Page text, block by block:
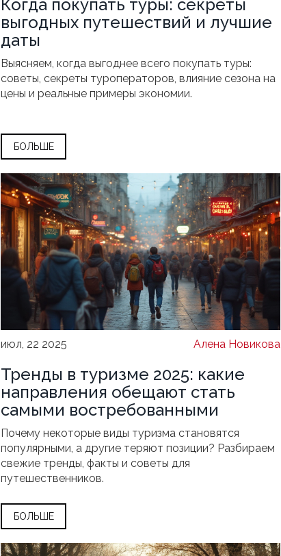
Когда покупать туры: секреты
выгодных путешествий и лучшие
даты
Выясняем, когда выгоднее всего покупать туры:
советы, секреты туроператоров, влияние сезона на
цены и реальные примеры экономии.
БОЛЬШЕ
июл, 22 2025 Алена Новикова
Тренды в туризме 2025: какие
направления обещают стать
самыми востребованными
Почему некоторые виды туризма становятся
популярными, а другие теряют позиции? Разбираем
свежие тренды, факты и советы для
путешественников.
БОЛЬШЕ